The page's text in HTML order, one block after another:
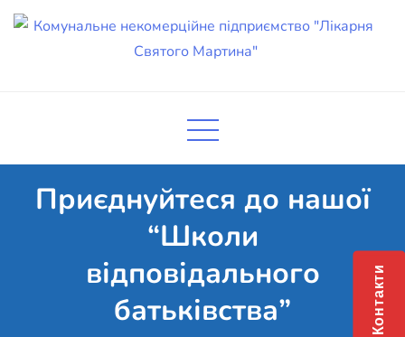
Skip
підприємство "Лікарня Святого
Приєднуйтеся до нашої
“Школи
відповідального
батьківства”
Контакти